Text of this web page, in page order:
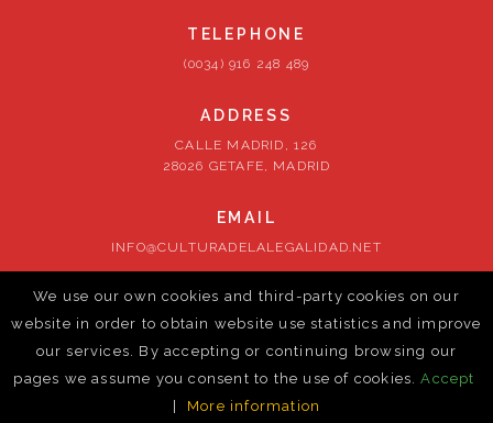
TELEPHONE
(0034) 916 248 489
ADDRESS
CALLE MADRID, 126
28026 GETAFE, MADRID
EMAIL
INFO@CULTURADELALEGALIDAD.NET
FOLLOW US
We use our own cookies and third-party cookies on our
website in order to obtain website use statistics and improve
our services. By accepting or continuing browsing our
pages we assume you consent to the use of cookies. Accept
More information